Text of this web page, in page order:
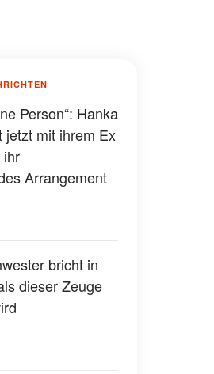
Person“: Hanka
jetzt mit ihrem Ex
ihr
Arrangement
bricht in
dieser Zeuge